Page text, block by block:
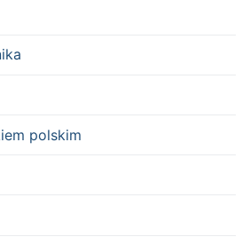
polskim